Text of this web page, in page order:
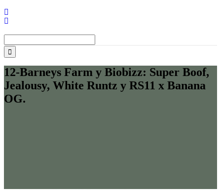
12-Barneys Farm y Biobizz: Super Boof,
Jealousy, White Runtz y RS11 x Banana
OG.